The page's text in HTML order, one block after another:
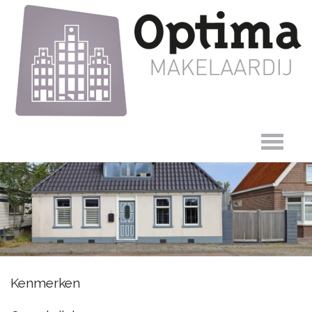
Oosteinde 126,
Kenmerken